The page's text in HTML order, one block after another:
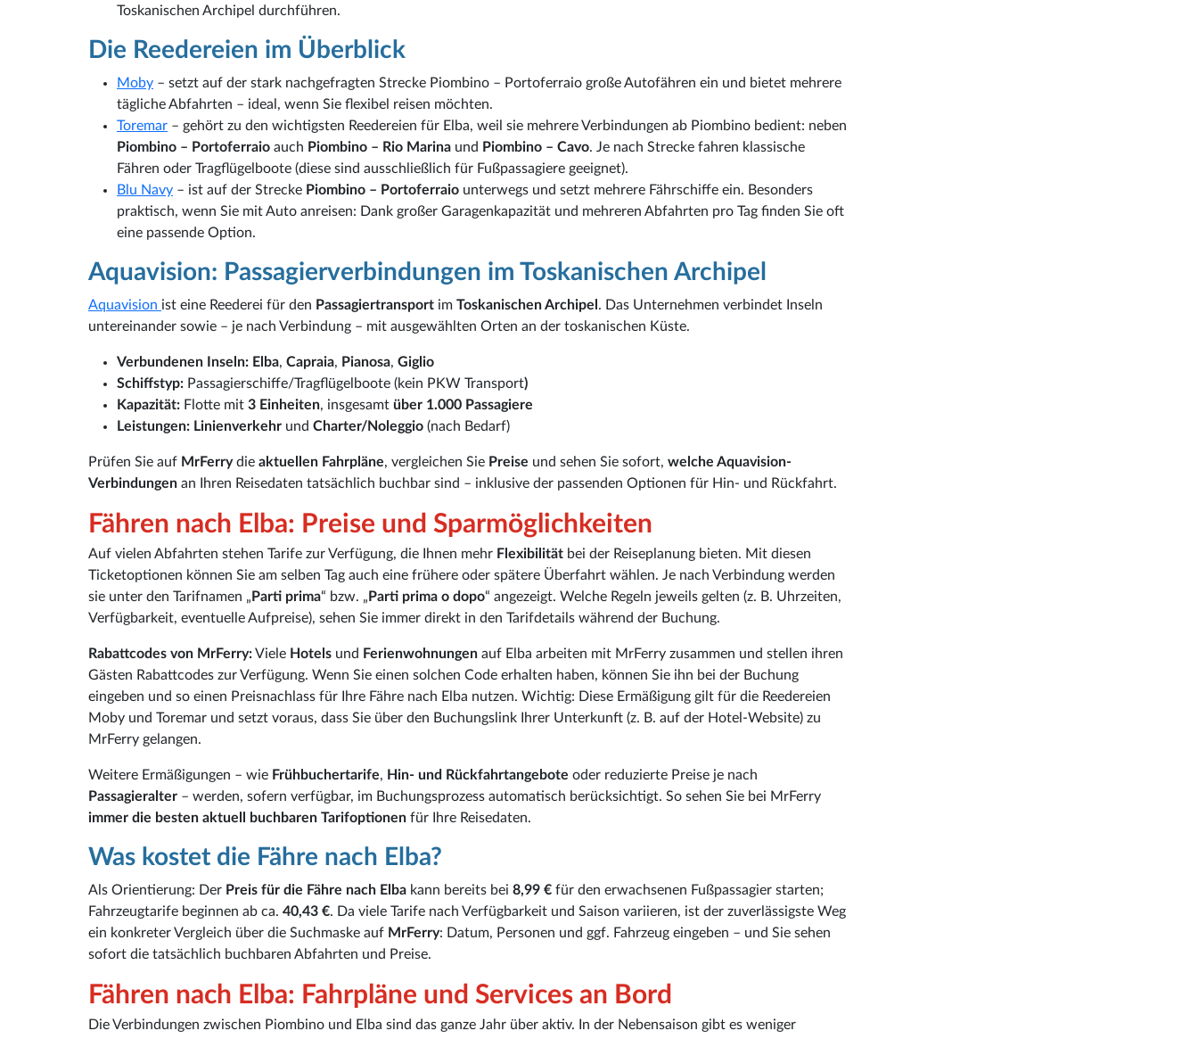
Toskanischen Archipel durchführen.
Die Reedereien im Überblick
Moby – setzt auf der stark nachgefragten Strecke Piombino – Portoferraio große Autofähren ein und bietet mehrere
tägliche Abfahrten – ideal, wenn Sie flexibel reisen möchten.
Toremar – gehört zu den wichtigsten Reedereien für Elba, weil sie mehrere Verbindungen ab Piombino bedient: neben
Piombino – Portoferraio auch Piombino – Rio Marina und Piombino – Cavo. Je nach Strecke fahren klassische
Fähren oder Tragflügelboote (diese sind ausschließlich für Fußpassagiere geeignet).
Blu Navy – ist auf der Strecke Piombino – Portoferraio unterwegs und setzt mehrere Fährschiffe ein. Besonders
praktisch, wenn Sie mit Auto anreisen: Dank großer Garagenkapazität und mehreren Abfahrten pro Tag finden Sie oft
eine passende Option.
Aquavision: Passagierverbindungen im Toskanischen Archipel
Aquavision ist eine Reederei für den Passagiertransport im Toskanischen Archipel . Das Unternehmen verbindet Inseln
untereinander sowie – je nach Verbindung – mit ausgewählten Orten an der toskanischen Küste.
Verbundenen Inseln: Elba, Capraia, Pianosa, Giglio
Schiffstyp: Passagierschiffe/Tragflügelboote (kein PKW Transport)
Kapazität: Flotte mit 3 Einheiten, insgesamt über 1.000 Passagiere
Leistungen: Linienverkehr und Charter/Noleggio (nach Bedarf)
Prüfen Sie auf MrFerrydie aktuellen Fahrpläne, vergleichen Sie Preise und sehen Sie sofort, welche Aquavision-
Verbindungen an Ihren Reisedaten tatsächlich buchbar sind – inklusive der passenden Optionen für Hin- und Rückfahrt.
Fähren nach Elba: Preise und Sparmöglichkeiten
Auf vielen Abfahrten stehen Tarife zur Verfügung, die Ihnen mehr Flexibilität bei der Reiseplanung bieten. Mit diesen
Ticketoptionen können Sie am selben Tag auch eine frühere oder spätere Überfahrt wählen. Je nach Verbindung werden
sie unter den Tarifnamen „ Parti prima“ bzw. „ Parti prima o dopo“ angezeigt. Welche Regeln jeweils gelten (z. B. Uhrzeiten,
Verfügbarkeit, eventuelle Aufpreise), sehen Sie immer direkt in den Tarifdetails während der Buchung.
Rabattcodes von MrFerry:Viele Hotels und Ferienwohnungen auf Elba arbeiten mit MrFerry zusammen und stellen ihren
Gästen Rabattcodes zur Verfügung. Wenn Sie einen solchen Code erhalten haben, können Sie ihn bei der Buchung
eingeben und so einen Preisnachlass für Ihre Fähre nach Elba nutzen. Wichtig: Diese Ermäßigung gilt für die Reedereien
Moby und Toremar und setzt voraus, dass Sie über den Buchungslink Ihrer Unterkunft (z. B. auf der Hotel-Website) zu
MrFerry gelangen.
Weitere Ermäßigungen – wie Frühbuchertarife, Hin- und Rückfahrtangebote oder reduzierte Preise je nach
Passagieralter – werden, sofern verfügbar, im Buchungsprozess automatisch berücksichtigt. So sehen Sie bei MrFerry
immer die besten aktuell buchbaren Tarifoptionen für Ihre Reisedaten.
Was kostet die Fähre nach Elba?
Als Orientierung: Der Preis für die Fähre nach Elba kann bereits bei 8,99 € für den erwachsenen Fußpassagier starten;
Fahrzeugtarife beginnen ab ca. 40,43 €. Da viele Tarife nach Verfügbarkeit und Saison variieren, ist der zuverlässigste Weg
ein konkreter Vergleich über die Suchmaske auf MrFerry: Datum, Personen und ggf. Fahrzeug eingeben – und Sie sehen
sofort die tatsächlich buchbaren Abfahrten und Preise.
Fähren nach Elba: Fahrpläne und Services an Bord
Die Verbindungen zwischen Piombino und Elba sind das ganze Jahr über aktiv. In der Nebensaison gibt es weniger